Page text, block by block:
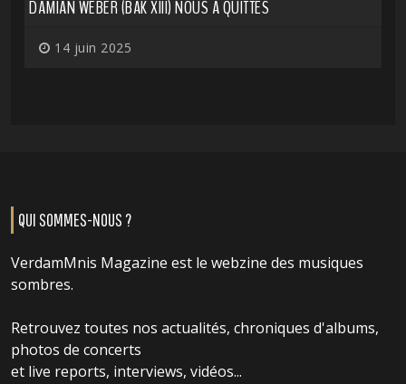
DAMIAN WEBER (BAK XIII) NOUS A QUITTÉS
14 juin 2025
QUI SOMMES-NOUS ?
VerdamMnis Magazine est le webzine des musiques
sombres.
Retrouvez toutes nos actualités, chroniques d'albums,
photos de concerts
et live reports, interviews, vidéos...